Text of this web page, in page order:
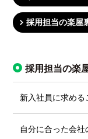
採用担当の楽
新入社員に求める
自分に合った会社
採用担当の楽屋